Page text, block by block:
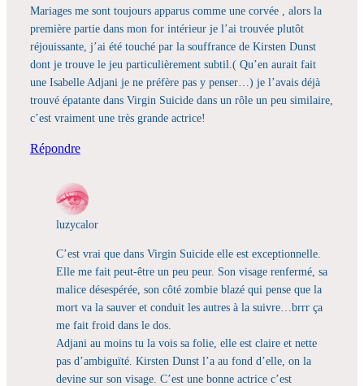
Mariages me sont toujours apparus comme une corvée , alors la
première partie dans mon for intérieur je l’ai trouvée plutôt
réjouissante, j’ai été touché par la souffrance de Kirsten Dunst
dont je trouve le jeu particulièrement subtil.( Qu’en aurait fait
une Isabelle Adjani je ne préfère pas y penser…) je l’avais déjà
trouvé épatante dans Virgin Suicide dans un rôle un peu similaire,
c’est vraiment une très grande actrice!
Répondre
luzycalor
C’est vrai que dans Virgin Suicide elle est exceptionnelle.
Elle me fait peut-être un peu peur. Son visage renfermé, sa
malice désespérée, son côté zombie blazé qui pense que la
mort va la sauver et conduit les autres à la suivre…brrr ça
me fait froid dans le dos.
Adjani au moins tu la vois sa folie, elle est claire et nette
pas d’ambiguïté. Kirsten Dunst l’a au fond d’elle, on la
devine sur son visage. C’est une bonne actrice c’est